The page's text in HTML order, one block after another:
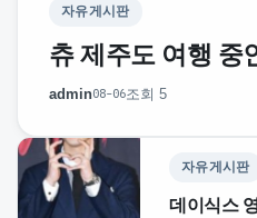
자유게시판
츄 제주도 여행 중
admin08-06조회 5
자유게시판
데이식스